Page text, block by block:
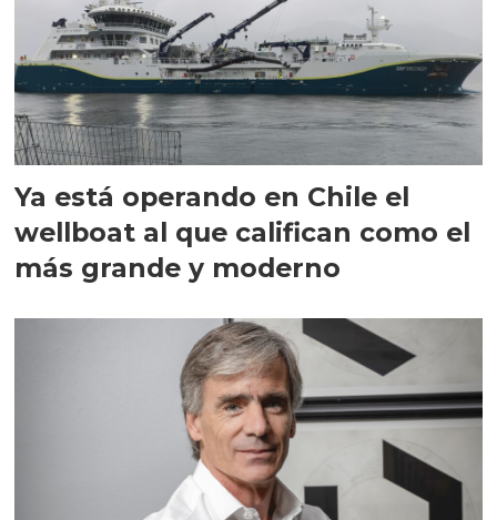
Ya está operando en Chile el
wellboat al que califican como el
más grande y moderno